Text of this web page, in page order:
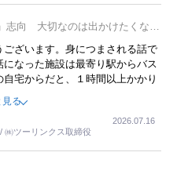
たり、社内に懸念もあったそう
バーの高級外車が停まっている
と確信したそうです。今回の記
志向 大切なのは出かけたくなる
ざいます。身につまされる話で
なった施設は最寄り駅からバス
宅からだと、１時間以上かかり
由で、その施設を選択したので
でした。シニアの住まい選び
族の足の便も考えない外池ない
見る
㈱ツーリンクス取締役
2026.07.16